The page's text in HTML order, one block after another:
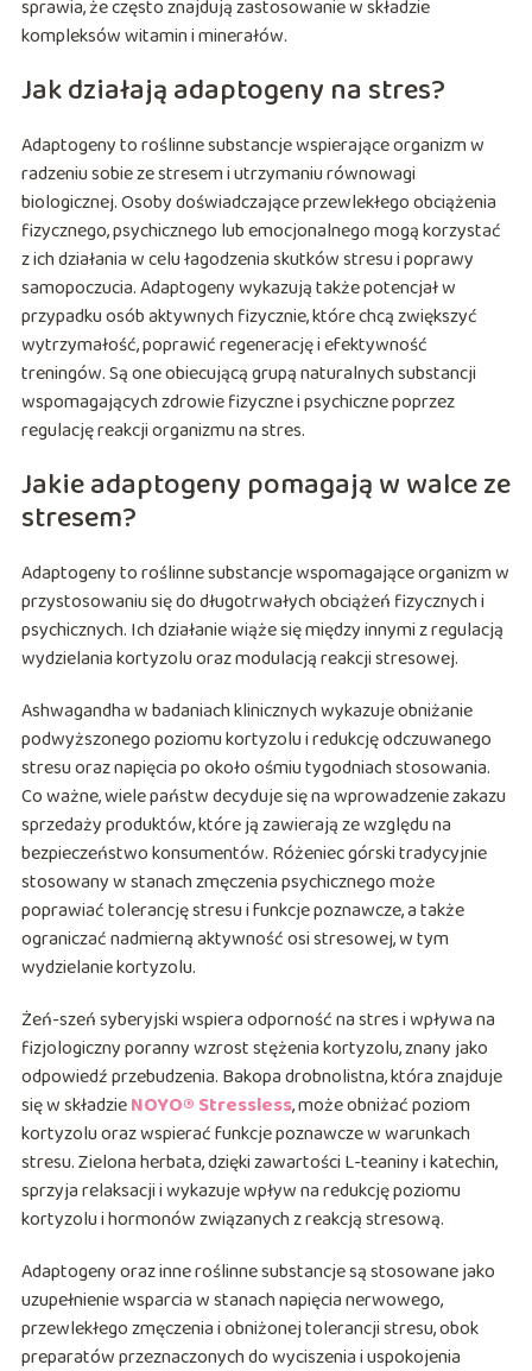
sprawia, że często znajdują zastosowanie w składzie
kompleksów witamin i minerałów.
Jak działają adaptogeny na stres?
Adaptogeny to roślinne substancje wspierające organizm w
radzeniu sobie ze stresem i utrzymaniu równowagi
biologicznej. Osoby doświadczające przewlekłego obciążenia
fizycznego, psychicznego lub emocjonalnego mogą korzystać
z ich działania w celu łagodzenia skutków stresu i poprawy
samopoczucia. Adaptogeny wykazują także potencjał w
przypadku osób aktywnych fizycznie, które chcą zwiększyć
wytrzymałość, poprawić regenerację i efektywność
treningów. Są one obiecującą grupą naturalnych substancji
wspomagających zdrowie fizyczne i psychiczne poprzez
regulację reakcji organizmu na stres.
Jakie adaptogeny pomagają w walce ze
stresem?
Adaptogeny to roślinne substancje wspomagające organizm w
przystosowaniu się do długotrwałych obciążeń fizycznych i
psychicznych. Ich działanie wiąże się między innymi z regulacją
wydzielania kortyzolu oraz modulacją reakcji stresowej.
Ashwagandha w badaniach klinicznych wykazuje obniżanie
podwyższonego poziomu kortyzolu i redukcję odczuwanego
stresu oraz napięcia po około ośmiu tygodniach stosowania.
Co ważne, wiele państw decyduje się na wprowadzenie zakazu
sprzedaży produktów, które ją zawierają ze względu na
bezpieczeństwo konsumentów. Różeniec górski tradycyjnie
stosowany w stanach zmęczenia psychicznego może
poprawiać tolerancję stresu i funkcje poznawcze, a także
ograniczać nadmierną aktywność osi stresowej, w tym
wydzielanie kortyzolu.
Żeń-szeń syberyjski wspiera odporność na stres i wpływa na
fizjologiczny poranny wzrost stężenia kortyzolu, znany jako
odpowiedź przebudzenia. Bakopa drobnolistna, która znajduje
się w składzieNOYO® Stressless, może obniżać poziom
kortyzolu oraz wspierać funkcje poznawcze w warunkach
stresu. Zielona herbata, dzięki zawartości L-teaniny i katechin,
sprzyja relaksacji i wykazuje wpływ na redukcję poziomu
kortyzolu i hormonów związanych z reakcją stresową.
Adaptogeny oraz inne roślinne substancje są stosowane jako
uzupełnienie wsparcia w stanach napięcia nerwowego,
przewlekłego zmęczenia i obniżonej tolerancji stresu, obok
preparatów przeznaczonych do wyciszenia i uspokojenia